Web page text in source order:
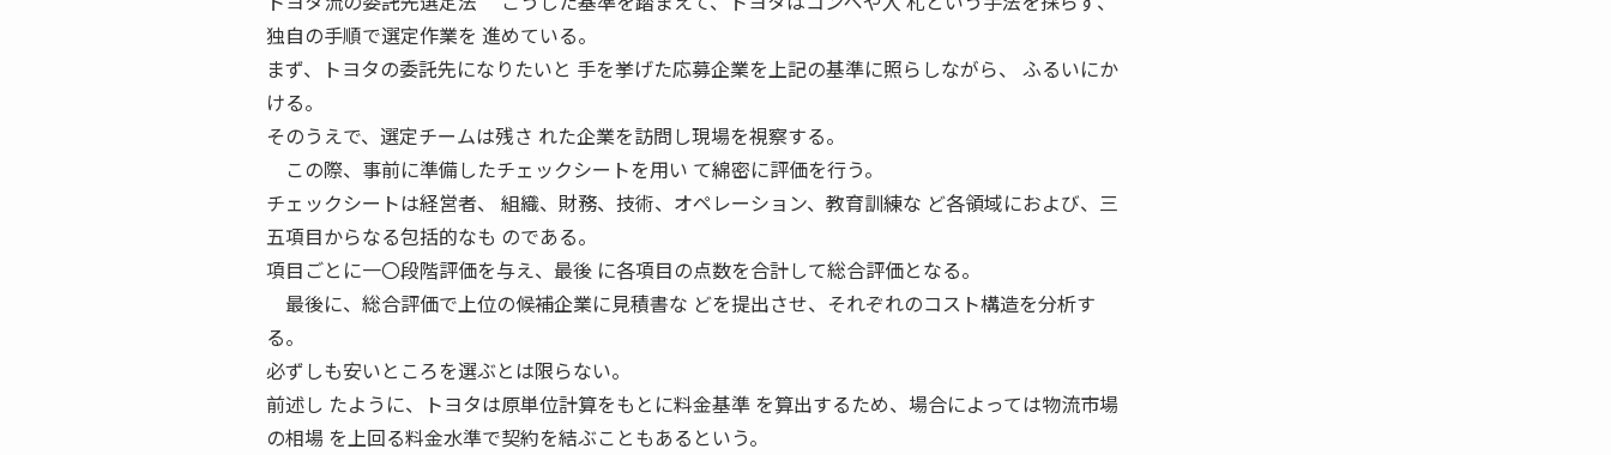
独自の手順で選定作業を 進めている。
まず、トヨタの委託先になりたいと 手を挙げた応募企業を上記の基準に照らしながら、 ふるいにか
ける。
そのうえで、選定チームは残さ れた企業を訪問し現場を視察する。
この際、事前に準備したチェックシートを用い て綿密に評価を行う。
チェックシートは経営者、 組織、財務、技術、オペレーション、教育訓練な ど各領域におよび、三
五項目からなる包括的なも のである。
項目ごとに一〇段階評価を与え、最後 に各項目の点数を合計して総合評価となる。
最後に、総合評価で上位の候補企業に見積書な どを提出させ、それぞれのコスト構造を分析す
る。
必ずしも安いところを選ぶとは限らない。
前述し たように、トヨタは原単位計算をもとに料金基準 を算出するため、場合によっては物流市場
の相場 を上回る料金水準で契約を結ぶこともあるという。